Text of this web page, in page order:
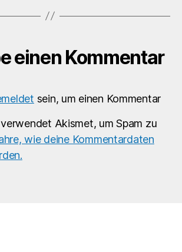
#gaylife
#gayman
#germangay
#bodypride
#bubblebutt
einen Kommentar
sein, um einen Kommentar
Akismet, um Spam zu
wie deine Kommentardaten